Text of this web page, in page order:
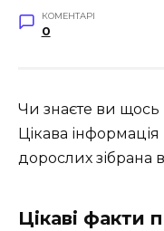
КОМЕНТАРІ
0
Чи знаєте ви щось
Цікава інформація
дорослих зібрана в
Цікаві факти